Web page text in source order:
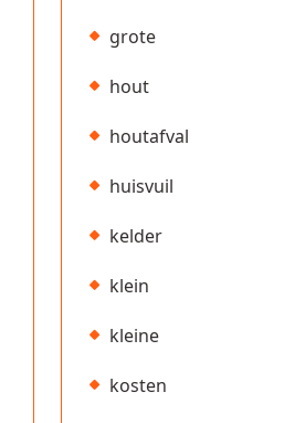
grote
hout
houtafval
huisvuil
kelder
klein
kleine
kosten